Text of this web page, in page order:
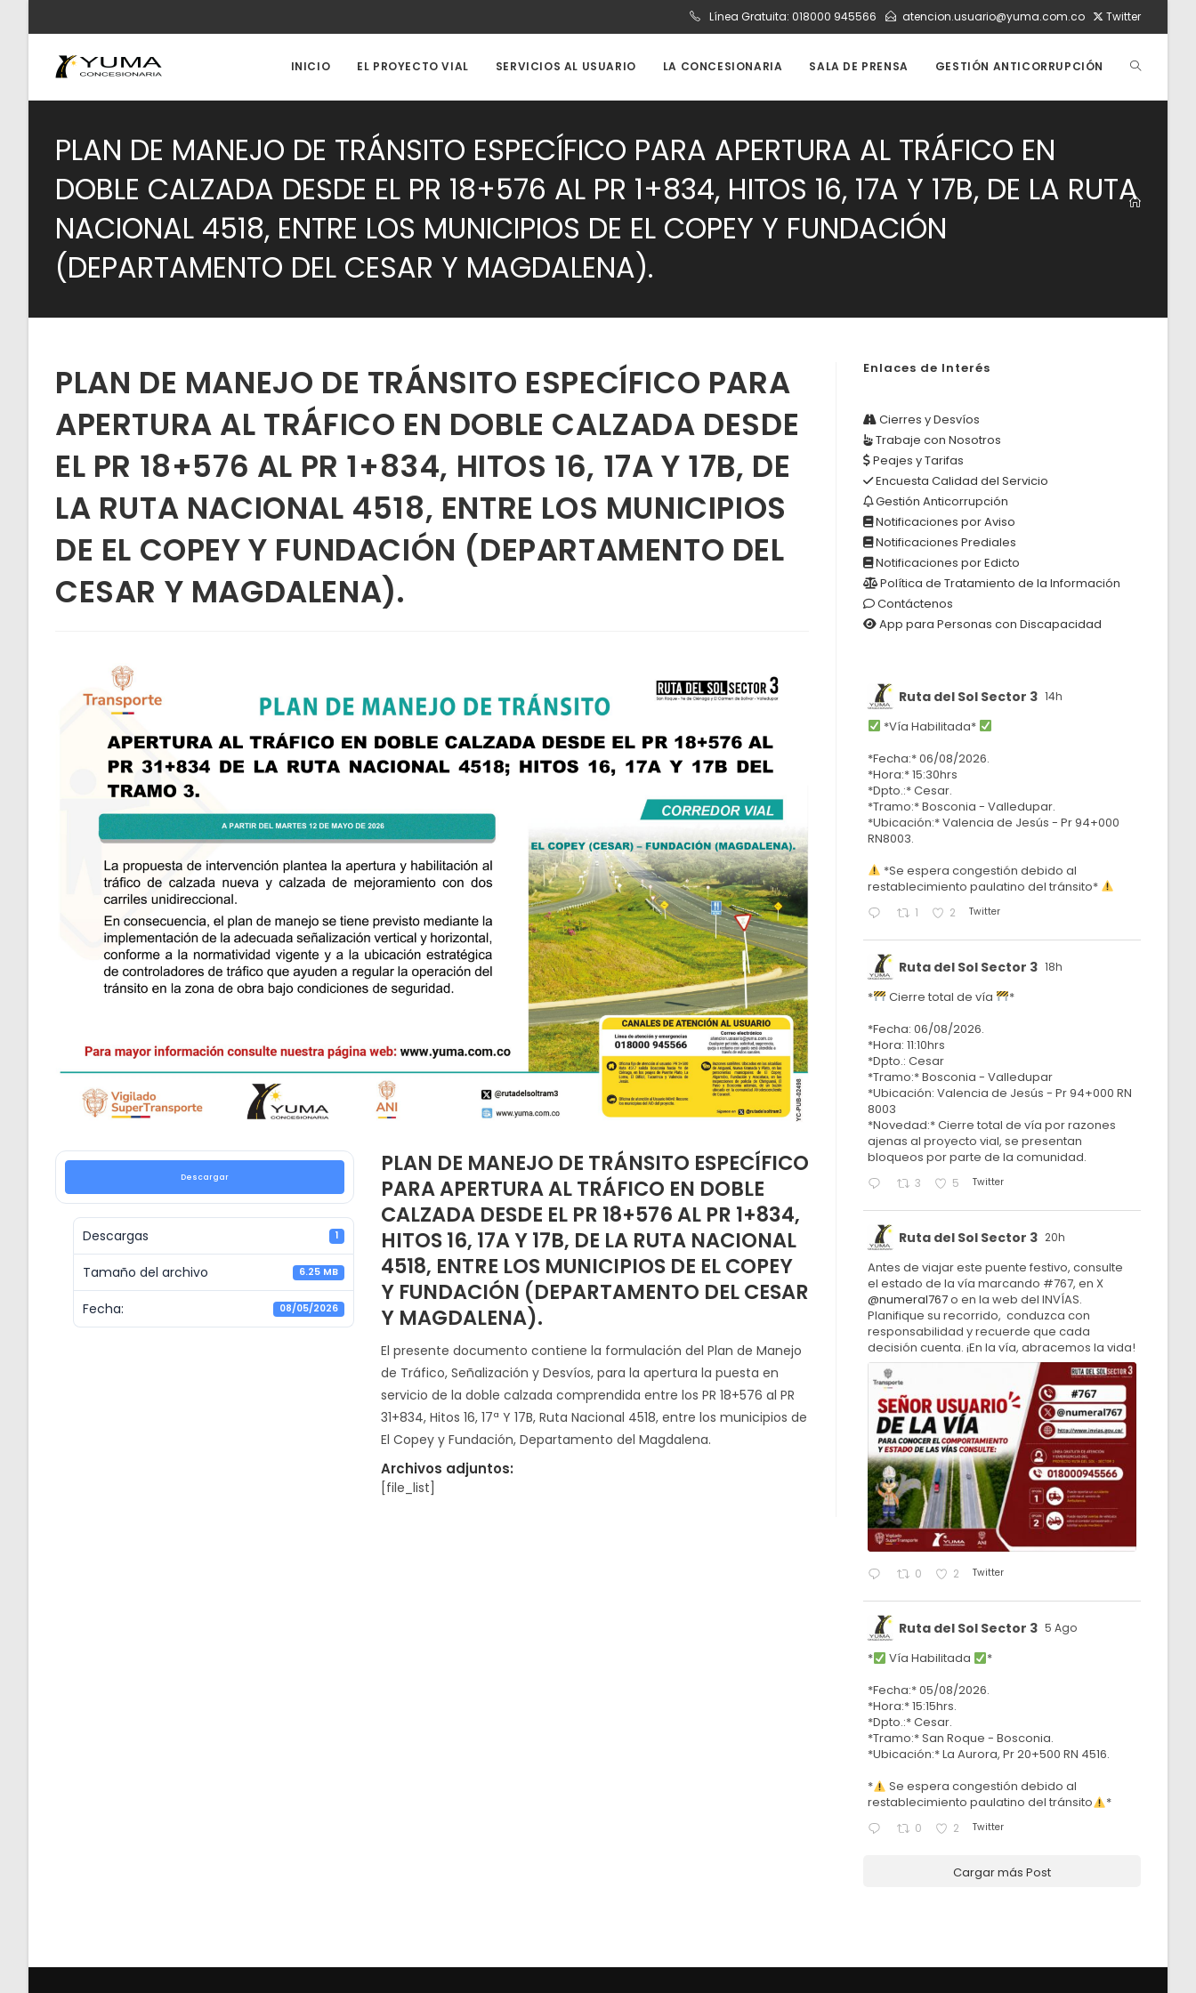
contenido
Línea Gratuita: 018000 945566 atencion.usuario@yuma.com.co Twitter
INICIO EL PROYECTO VIAL SERVICIOS AL USUARIO LA CONCESIONARIA SALA DE PRENSA GESTIÓN ANTICORRUPCIÓN ALTERNAR
DE
PLAN DE MANEJO DE TRÁNSITO ESPECÍFICO PARA APERTURA AL TRÁFICO EN
DOBLE CALZADA DESDE EL PR 18+576 AL PR 1+834, HITOS 16, 17A Y 17B, DE LA RUTA
NACIONAL 4518, ENTRE LOS MUNICIPIOS DE EL COPEY Y FUNDACIÓN
(DEPARTAMENTO DEL CESAR Y MAGDALENA).
PLAN DE MANEJO DE TRÁNSITO ESPECÍFICO PARA
APERTURA AL TRÁFICO EN DOBLE CALZADA DESDE
EL PR 18+576 AL PR 1+834, HITOS 16, 17A Y 17B, DE
LA RUTA NACIONAL 4518, ENTRE LOS MUNICIPIOS
DE EL COPEY Y FUNDACIÓN (DEPARTAMENTO DEL
CESAR Y MAGDALENA).
Descargar
Descargas 1
Tamaño del archivo 6.25 MB
Fecha: 08/05/2026
PLAN DE MANEJO DE TRÁNSITO ESPECÍFICO
PARA APERTURA AL TRÁFICO EN DOBLE
CALZADA DESDE EL PR 18+576 AL PR 1+834,
HITOS 16, 17A Y 17B, DE LA RUTA NACIONAL
4518, ENTRE LOS MUNICIPIOS DE EL COPEY
Y FUNDACIÓN (DEPARTAMENTO DEL CESAR
Y MAGDALENA).
El presente documento contiene la formulación del Plan de Manejo
de Tráfico, Señalización y Desvíos, para la apertura la puesta en
servicio de la doble calzada comprendida entre los PR 18+576 al PR
31+834, Hitos 16, 17ª Y 17B, Ruta Nacional 4518, entre los municipios de
El Copey y Fundación, Departamento del Magdalena.
Archivos adjuntos:
[file_list]
Enlaces de Interés
Cierres y Desvíos
Trabaje con Nosotros
Peajes y Tarifas
Encuesta Calidad del Servicio
Gestión Anticorrupción
Notificaciones por Aviso
Notificaciones Prediales
Notificaciones por Edicto
Política de Tratamiento de la Información
Contáctenos
App para Personas con Discapacidad
Ruta del Sol Sector 3 14h
*Vía Habilitada*
*Fecha:* 06/08/2026.
*Hora:* 15:30hrs
*Dpto.:* Cesar.
*Tramo:* Bosconia - Valledupar.
*Ubicación:* Valencia de Jesús - Pr 94+000
RN8003.
*Se espera congestión debido al
restablecimiento paulatino del tránsito*
1 2 Twitter
Ruta del Sol Sector 3 18h
* Cierre total de vía
*
*Fecha: 06/08/2026.
*Hora: 11:10hrs
*Dpto.: Cesar
*Tramo:* Bosconia - Valledupar
*Ubicación: Valencia de Jesús - Pr 94+000 RN
8003
*Novedad:* Cierre total de vía por razones
ajenas al proyecto vial, se presentan
bloqueos por parte de la comunidad.
3 5 Twitter
Ruta del Sol Sector 3 20h
Antes de viajar este puente festivo, consulte
el estado de la vía marcando #767, en X
@numeral767o en la web del INVÍAS.
Planifique su recorrido, conduzca con
responsabilidad y recuerde que cada
decisión cuenta. ¡En la vía, abracemos la vida!
0 2 Twitter
Ruta del Sol Sector 3 5 Ago
* Vía Habilitada
*
*Fecha:* 05/08/2026.
*Hora:* 15:15hrs.
*Dpto.:* Cesar.
*Tramo:* San Roque - Bosconia.
*Ubicación:* La Aurora, Pr 20+500 RN 4516.
*
Se espera congestión debido al
restablecimiento paulatino del tránsito
*
0 2 Twitter
Cargar más Post